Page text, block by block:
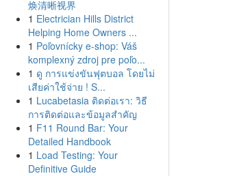
焕清晰视界
1 Electrician Hills District
Helping Home Owners ...
1 Poľovnícky e-shop: Váš
komplexný zdroj pre poľo...
1 ดู การแข่งขันฟุตบอล โดยไม่
เสียค่าใช้จ่าย ! S...
1 Lucabetasia ติดต่อเรา: วิธี
การติดต่อและข้อมูลสำคัญ
1 F11 Round Bar: Your
Detailed Handbook
1 Load Testing: Your
Definitive Guide